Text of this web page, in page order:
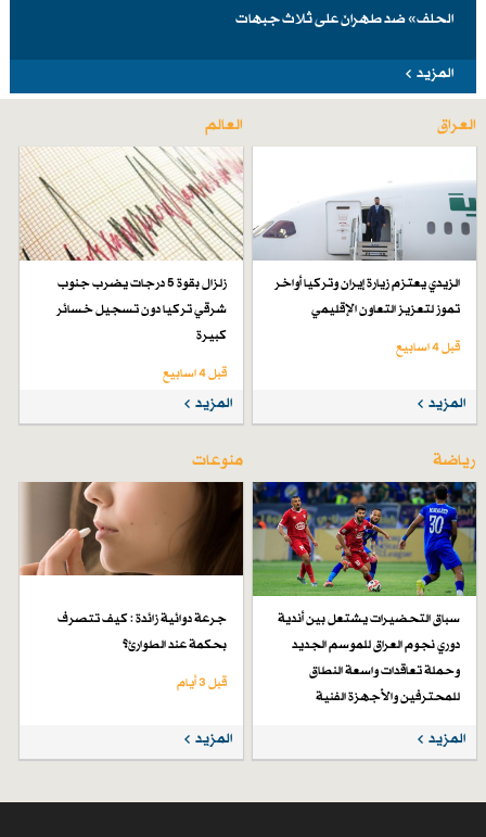
الحلف» ضد طهرانَ على ثلاث جبهات
المزيد
العراق
الزيدي يعتزم زيارة إيران وتركيا أواخر
تموز لتعزيز التعاون الإقليمي
قبل 4 اسابیع
المزيد
العالم
زلزال بقوة 5 درجات يضرب جنوب
شرقي تركيا دون تسجيل خسائر
كبيرة
قبل 4 اسابیع
المزيد
رياضة
سباق التحضيرات يشتعل بين أندية
دوري نجوم العراق للموسم الجديد
وحملة تعاقدات واسعة النطاق
للمحترفين والأجهزة الفنية
قبل 7 أيام
المزيد
منوعات
جرعة دوائية زائدة : كيف تتصرف
بحكمة عند الطوارئ؟
قبل 3 أيام
المزيد